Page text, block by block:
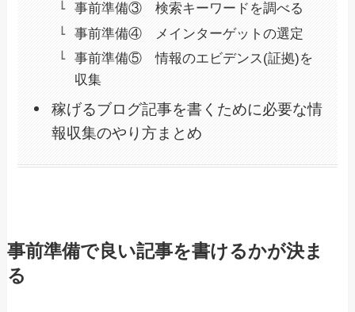
事前準備③ 検索キーワードを調べる
事前準備④ メインターゲットの選定
事前準備⑤ 情報のエビデンス(証拠)を
収集
稼げるブログ記事を書くために必要な情
報収集のやり方まとめ
事前準備で良い記事を書けるかが決ま
る